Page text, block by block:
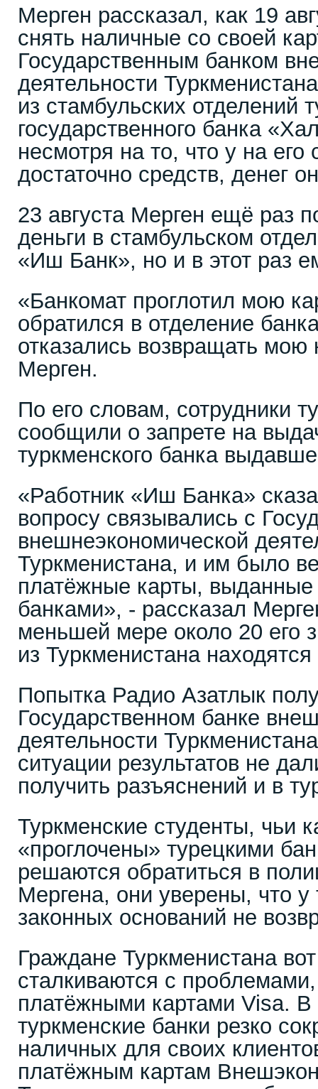
Мерген рассказал, как 19
снять наличные со своей
Государственным банком
деятельности
из стамбульских отделений
государственного банка
несмотря на то, что у на его
достаточно средств, денег
23 августа Мерген ещё раз
деньги в стамбульском
«Иш Банк», но и в этот раз
«Банкомат проглотил мою
обратился в отделение
отказались возвращать мою
Мерген.
По его словам, сотрудники
сообщили о запрете на
туркменского банка
«Работник «Иш Банка»
вопросу связывались с
внешнеэкономической
Туркменистана, и им было
платёжные карты, выданные
банками», - рассказал
меньшей мере около 20 его
из Туркменистана
Попытка Радио Азатлык
Государственном банке
деятельности
ситуации результатов не
получить разъяснений и в
Туркменские студенты, чьи
«проглочены» турецкими
решаются обратиться в
Мергена, они уверены, что у
законных оснований не
Граждане Туркменистана
сталкиваются с
платёжными картами Visa. В
туркменские банки резко
наличных для своих
платёжным картам